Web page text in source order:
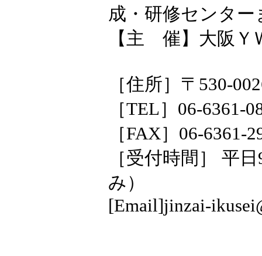
成・研修センター
【主 催】大阪Ｙ
［住所］〒530-
［TEL］06-6361-
［FAX］06-6361-
［受付時間］ 平
み）
[Email]jinzai-